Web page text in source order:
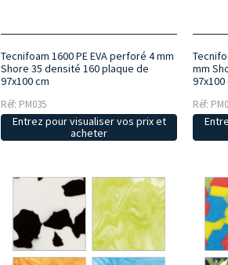
Tecnifoam 1600 PE EVA perforé 4 mm
Shore 35 densité 160 plaque de
97x100 cm
Réf: PM035
Entrez pour visualiser vos prix et
acheter
mm
97x100
Réf: